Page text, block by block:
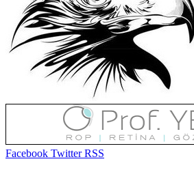
Facebook TwitterRSS